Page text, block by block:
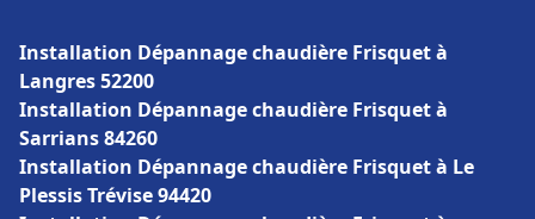
Installation Dépannage chaudière Frisquet à
Langres 52200
Installation Dépannage chaudière Frisquet à
Sarrians 84260
Installation Dépannage chaudière Frisquet à Le
Plessis Trévise 94420